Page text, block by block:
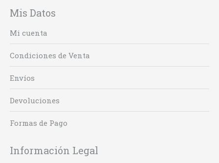
Mis Datos
Mi cuenta
Condiciones de Venta
Envíos
Devoluciones
Formas de Pago
Información Legal